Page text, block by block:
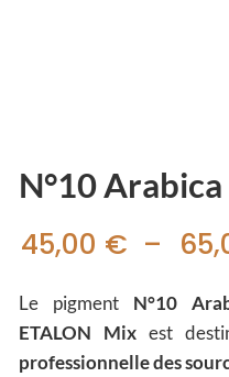
N°10 Arabica
45,00 € –
Le pigment N°10
ETALON Mix est
professionnelle des